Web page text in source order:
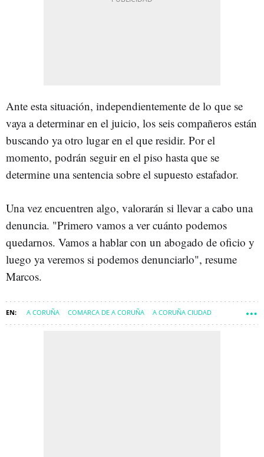
Ante esta situación, independientemente de lo que se
vaya a determinar en el juicio, los seis compañeros están
buscando ya otro lugar en el que residir. Por el
momento, podrán seguir en el piso hasta que se
determine una sentencia sobre el supuesto estafador.
Una vez encuentren algo, valorarán si llevar a cabo una
denuncia. "Primero vamos a ver cuánto podemos
quedarnos. Vamos a hablar con un abogado de oficio y
luego ya veremos si podemos denunciarlo", resume
Marcos.
A CORUÑA COMARCA DE A CORUÑA A CORUÑA CIUDAD